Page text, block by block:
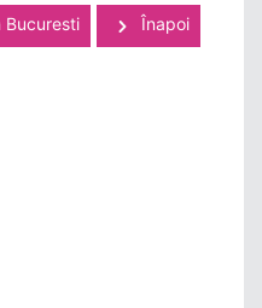
Bucuresti Înapoi